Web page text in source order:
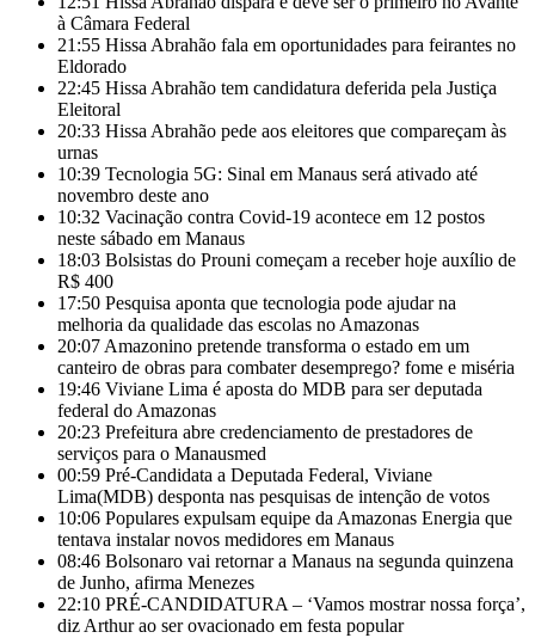
à Câmara Federal
21:55 Hissa Abrahão fala em oportunidades para feirantes no
Eldorado
22:45 Hissa Abrahão tem candidatura deferida pela Justiça
Eleitoral
20:33 Hissa Abrahão pede aos eleitores que compareçam às
urnas
10:39 Tecnologia 5G: Sinal em Manaus será ativado até
novembro deste ano
10:32 Vacinação contra Covid-19 acontece em 12 postos
neste sábado em Manaus
18:03 Bolsistas do Prouni começam a receber hoje auxílio de
R$ 400
17:50 Pesquisa aponta que tecnologia pode ajudar na
melhoria da qualidade das escolas no Amazonas
20:07 Amazonino pretende transforma o estado em um
canteiro de obras para combater desemprego? fome e miséria
19:46 Viviane Lima é aposta do MDB para ser deputada
federal do Amazonas
20:23 Prefeitura abre credenciamento de prestadores de
serviços para o Manausmed
00:59 Pré-Candidata a Deputada Federal, Viviane
Lima(MDB) desponta nas pesquisas de intenção de votos
10:06 Populares expulsam equipe da Amazonas Energia que
tentava instalar novos medidores em Manaus
08:46 Bolsonaro vai retornar a Manaus na segunda quinzena
de Junho, afirma Menezes
22:10 PRÉ-CANDIDATURA – ‘Vamos mostrar nossa força’,
diz Arthur ao ser ovacionado em festa popular